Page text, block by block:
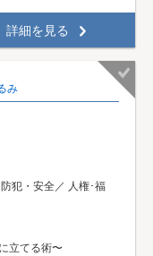
詳細を見る
み
犯・安全／ 人権･福
立てる術〜